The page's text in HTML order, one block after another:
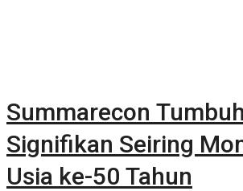
Summarecon Tumbuh
Signifikan Seiring
Usia ke-50 Tahun